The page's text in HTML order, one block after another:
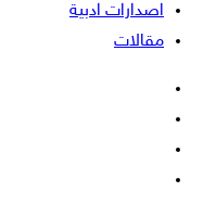
اصدارات ادبية
مقالات